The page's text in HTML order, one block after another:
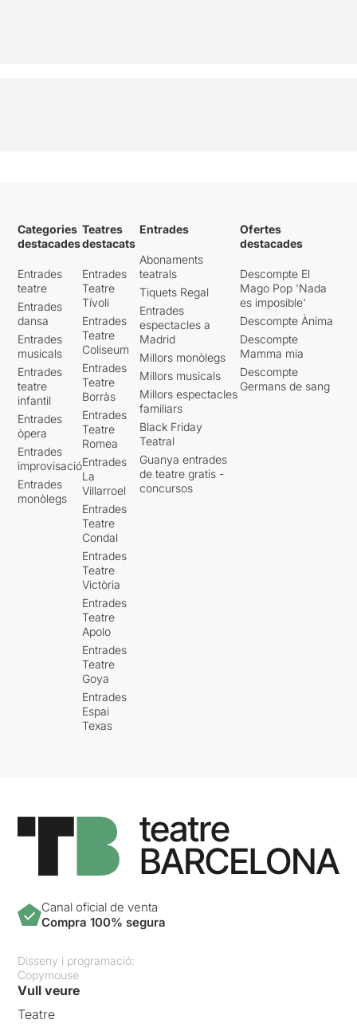
Categories
destacades
Entrades
teatre
Entrades
dansa
Entrades
musicals
Entrades
teatre
infantil
Entrades
òpera
Entrades
improvisació
Entrades
monòlegs
Teatres
destacats
Entrades
Teatre
Tívoli
Entrades
Teatre
Coliseum
Entrades
Teatre
Borràs
Entrades
Teatre
Romea
Entrades
La
Villarroel
Entrades
Teatre
Condal
Entrades
Teatre
Victòria
Entrades
Teatre
Apolo
Entrades
Teatre
Goya
Entrades
Espai
Texas
Entrades
Abonaments
teatrals
Tiquets Regal
Entrades
espectacles a
Madrid
Millors monòlegs
Millors musicals
Millors espectacles
familiars
Black Friday
Teatral
Guanya entrades
de teatre gratis -
concursos
Ofertes
destacades
Descompte El
Mago Pop 'Nada
es imposible'
Descompte Ànima
Descompte
Mamma mia
Descompte
Germans de sang
Canal oficial de venta
Compra 100% segura
Disseny i programació:
Copymouse
Vull veure
Teatre